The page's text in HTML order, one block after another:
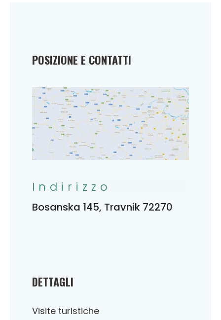
DETTAGLI
Visite turistiche
POSIZIONE E CONTATTI
Indirizzo
Bosanska 145, Travnik 72270